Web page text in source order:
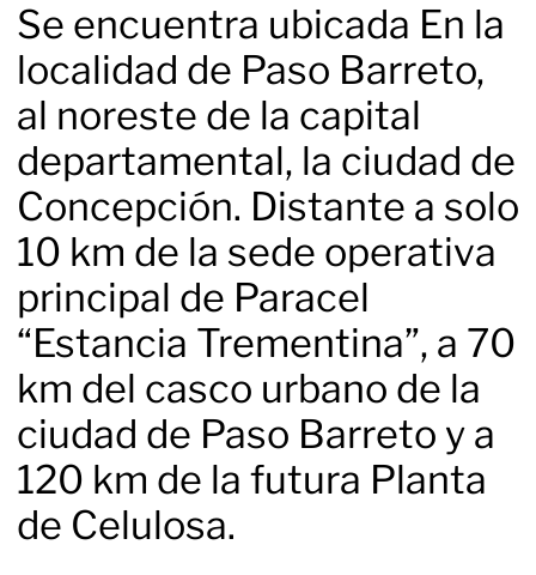
Se encuentra ubicada En la
localidad de Paso Barreto,
al noreste de la capital
departamental, la ciudad de
Concepción. Distante a solo
10 km de la sede operativa
principal de Paracel
“Estancia Trementina”, a 70
km del casco urbano de la
ciudad de Paso Barreto y a
120 km de la futura Planta
de Celulosa.